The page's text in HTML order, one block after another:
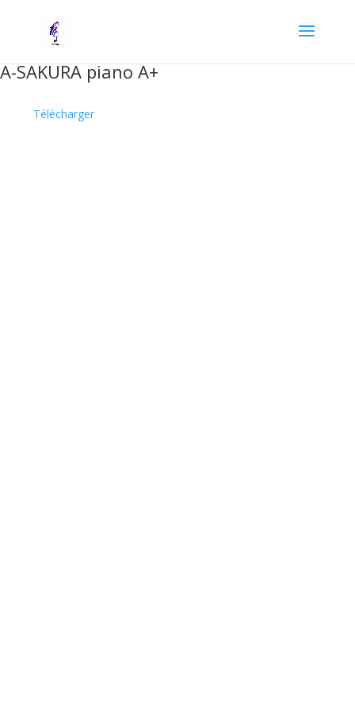
A-SAKURA piano A+
Télécharger